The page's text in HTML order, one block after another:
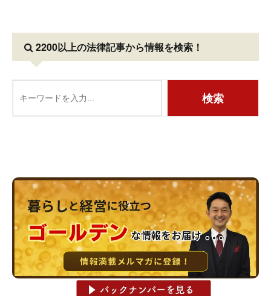
2200以上の法律記事から情報を検索！